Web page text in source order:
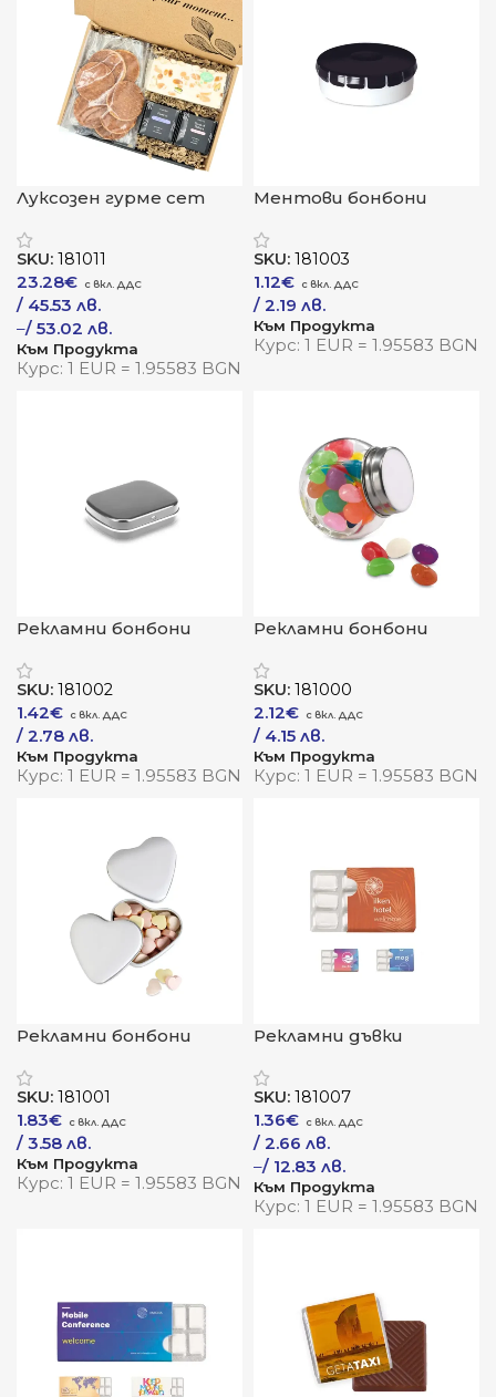
Луксозен гурме сет
SKU: 181011
23.28€
/ 45.53 лв.
–/ 53.02 лв.
Към Продукта
Курс: 1 EUR = 1.95583 BGN
Ментови бонбони
SKU: 181003
1.12€
/ 2.19 лв.
Към Продукта
Курс: 1 EUR = 1.95583 BGN
Рекламни бонбони
SKU: 181002
1.42€
/ 2.78 лв.
Към Продукта
Курс: 1 EUR = 1.95583 BGN
Рекламни бонбони
SKU: 181000
2.12€
/ 4.15 лв.
Към Продукта
Курс: 1 EUR = 1.95583 BGN
Рекламни бонбони
SKU: 181001
1.83€
/ 3.58 лв.
Към Продукта
Курс: 1 EUR = 1.95583 BGN
Рекламни дъвки
SKU: 181007
1.36€
/ 2.66 лв.
–/ 12.83 лв.
Към Продукта
Курс: 1 EUR = 1.95583 BGN